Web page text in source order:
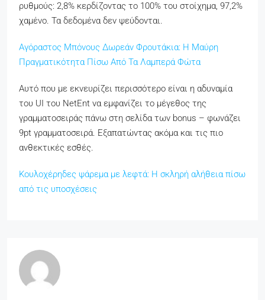
ρυθμούς: 2,8% κερδίζοντας το 100% του στοίχημα, 97,2%
χαμένο. Τα δεδομένα δεν ψεύδονται.
Αγόραστος Μπόνους Δωρεάν Φρουτάκια: Η Μαύρη
Πραγματικότητα Πίσω Από Τα Λαμπερά Φώτα
Αυτό που με εκνευρίζει περισσότερο είναι η αδυναμία
του UI του NetEnt να εμφανίζει το μέγεθος της
γραμματοσειράς πάνω στη σελίδα των bonus – φωνάζει
9pt γραμματοσειρά. Εξαπατώντας ακόμα και τις πιο
ανθεκτικές εσθές.
Κουλοχέρηδες ψάρεμα με λεφτά: Η σκληρή αλήθεια πίσω
από τις υποσχέσεις